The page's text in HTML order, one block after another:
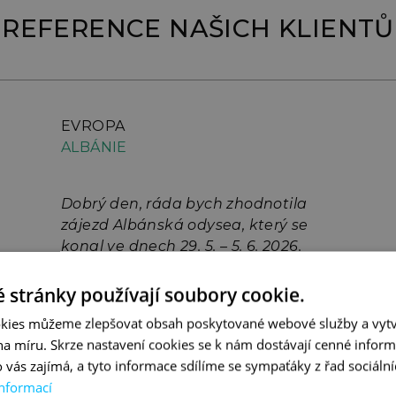
REFERENCE NAŠICH KLIENTŮ
EVROPA
ALBÁNIE
Dobrý den, ráda bych zhodnotila
zájezd Albánská odysea, který se
konal ve dnech 29. 5. – 5. 6. 2026.
neskutečná a velmi oceňuji
možnost zvolit si lehčí nebo
náročnější trasu. K celkovému
zážitku přispělo i krásné počasí.
Velkou pochvalu si zaslouží oba
více
Alena Kalinová – Albánská odysea
stránky používají soubory cookie.
můžeme zlepšovat obsah poskytované webové služby a
míru. Skrze nastavení cookies se k nám dostávají cenné
vás zajímá, a tyto informace sdílíme se sympaťáky z řad